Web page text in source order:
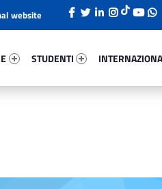
STUDENTI
website